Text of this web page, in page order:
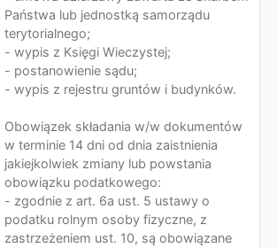
Państwa lub jednostką samorządu
terytorialnego;
- wypis z Księgi Wieczystej;
- postanowienie sądu;
- wypis z rejestru gruntów i budynków.
Obowiązek składania w/w dokumentów
w terminie 14 dni od dnia zaistnienia
jakiejkolwiek zmiany lub powstania
obowiązku podatkowego:
- zgodnie z art. 6a ust. 5 ustawy o
podatku rolnym osoby fizyczne, z
zastrzeżeniem ust. 10, są obowiązane